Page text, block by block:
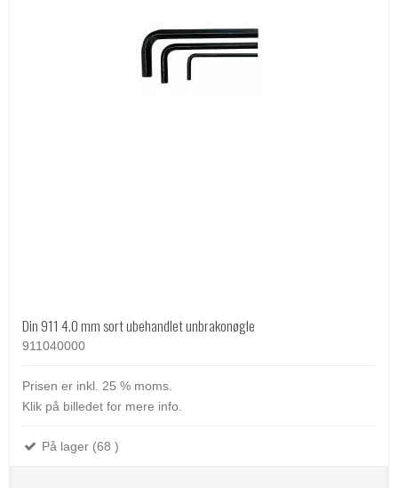
Din 911 4.0 mm sort ubehandlet unbrakonøgle
911040000
Prisen er inkl. 25 % moms.
Klik på billedet for mere info.
På lager (68 )